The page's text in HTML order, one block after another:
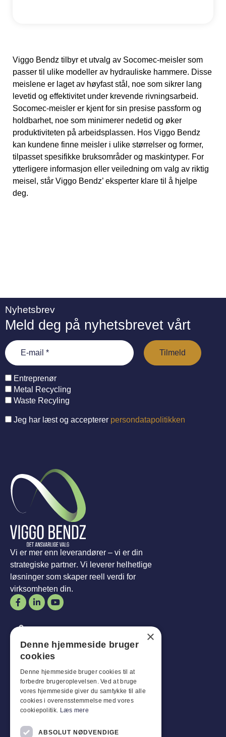
Viggo Bendz tilbyr et utvalg av Socomec-meisler som
passer til ulike modeller av hydrauliske hammere. Disse
meislene er laget av høyfast stål, noe som sikrer lang
levetid og effektivitet under krevende rivningsarbeid.
Socomec-meisler er kjent for sin presise passform og
holdbarhet, noe som minimerer nedetid og øker
produktiviteten på arbeidsplassen. Hos Viggo Bendz
kan kundene finne meisler i ulike størrelser og former,
tilpasset spesifikke bruksområder og maskintyper. For
ytterligere informasjon eller veiledning om valg av riktig
meisel, står Viggo Bendz’ eksperter klare til å hjelpe
deg.
Nyhetsbrev
Meld deg på nyhetsbrevet vårt
Entreprenør
Metal Recycling
Waste Recyling
Jeg har læst og accepterer persondatapolitikken
Vi er mer enn leverandører – vi er din
strategiske partner. Vi leverer helhetlige
løsninger som skaper reell verdi for
virksomheten din.
Åpningstider
Mann-Mål: 07:30 - 16:00
Fredager:
Lør-Sønn: Stengt
Kundeservice
×
Denne hjemmeside bruger
cookies
Denne hjemmeside bruger cookies til at
forbedre brugeroplevelsen. Ved at bruge
vores hjemmeside giver du samtykke til alle
cookies i overensstemmelse med vores
cookiepolitik. Læs mere
ABSOLUT NØDVENDIGE